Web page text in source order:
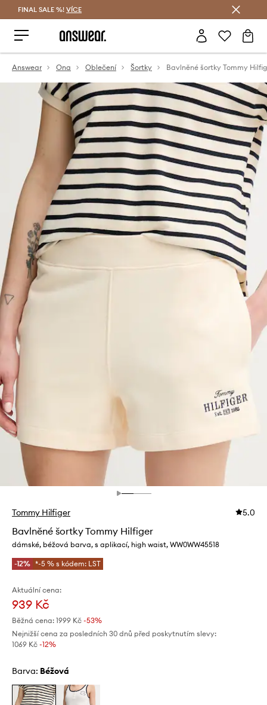
FINAL SALE %! VÍCE
Answear Ona Oblečení Šortky Bavlněné šortky Tommy
Tommy Hilfiger 5.0
Bavlněné šortky Tommy Hilfiger
dámské, béžová barva, s aplikací, high waist, WW0WW45518
-12% *-5 % s kódem: LST
Aktuální cena:
939 Kč
Běžná cena: 1999 Kč -53%
Nejnižší cena za posledních 30 dnů před poskytnutím slevy:
1069 Kč -12%
Barva: béžová